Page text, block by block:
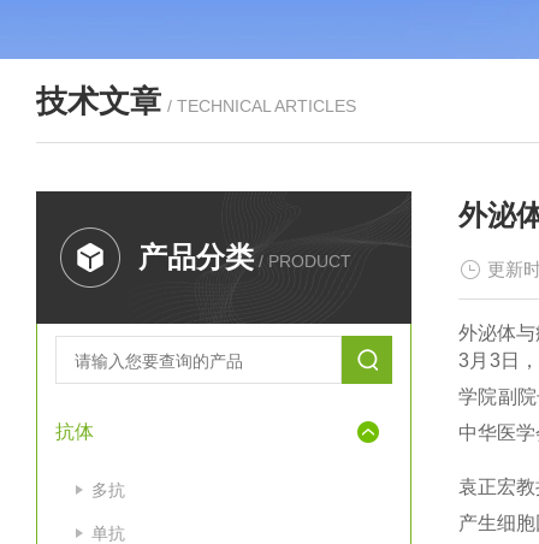
技术文章 / TECHNICAL ARTICLES
产品分类 / PRODUCT
抗体
多抗
单抗
外泌
更新
外泌体
3月3日
学院副
中华医
袁正宏
产生细